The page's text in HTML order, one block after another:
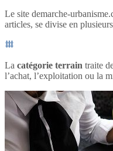
Le site demarche-
articles, se divise en
La catégorie terrain traite
l’achat, l’exploitation ou la